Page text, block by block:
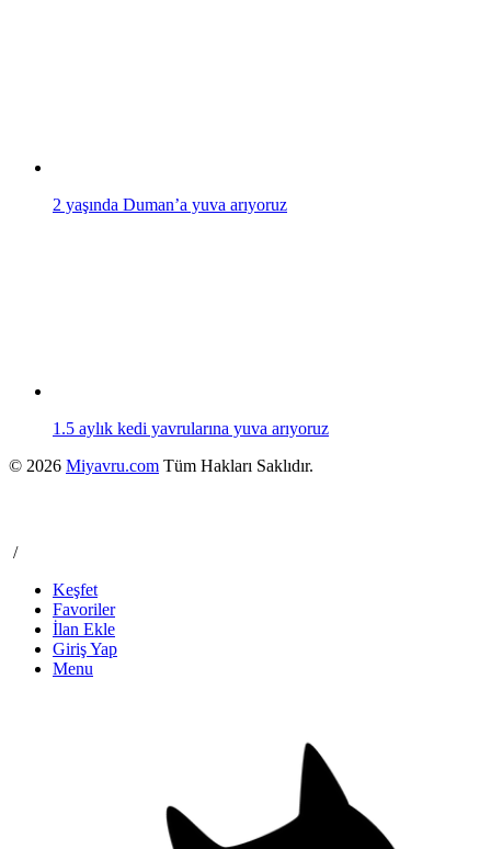
2 yaşında Duman’a yuva arıyoruz
1.5 aylık kedi yavrularına yuva arıyoruz
© 2026 Miyavru.com Tüm Hakları Saklıdır.
/
Keşfet
Favoriler
İlan Ekle
Giriş Yap
Menu